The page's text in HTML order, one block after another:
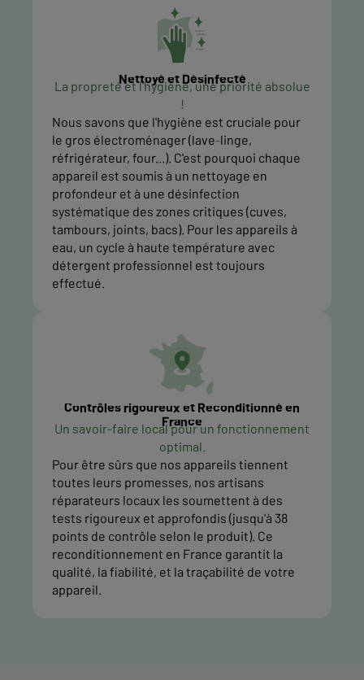
Nettoyé et Désinfecté
La propreté et l'hygiène, une priorité absolue
!
Nous savons que l'hygiène est cruciale pour
le gros électroménager (lave-linge,
réfrigérateur, four...). C'est pourquoi chaque
appareil est soumis à un nettoyage en
profondeur et à une désinfection
systématique des zones critiques (cuves,
tambours, joints, bacs). Pour les appareils à
eau, un cycle à haute température avec
détergent professionnel est toujours
effectué.
Contrôles rigoureux et Reconditionné en
France
Un savoir-faire local pour un fonctionnement
optimal.
Pour être sûrs que nos appareils tiennent
toutes leurs promesses, nos artisans
réparateurs locaux les soumettent à des
tests rigoureux et approfondis (jusqu'à 38
points de contrôle selon le produit). Ce
reconditionnement en France garantit la
qualité, la fiabilité, et la traçabilité de votre
appareil.